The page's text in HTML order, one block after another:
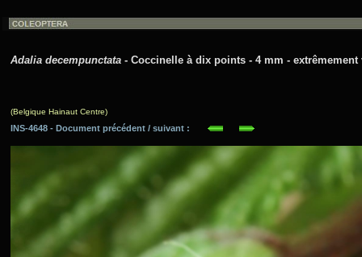
Adalia decempunctata - Coccinelle à dix points - 4 mm -
(Belgique Hainaut Centre)
INS-4648 - Document précédent / suivant :